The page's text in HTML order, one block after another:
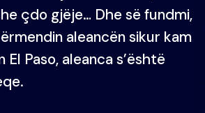
çdo gjëje… Dhe së fundmi,
aleancën sikur kam
Paso, aleanca s’është